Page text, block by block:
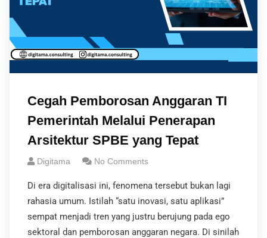
Cegah Pemborosan Anggaran TI
Pemerintah Melalui Penerapan
Arsitektur SPBE yang Tepat
Digitama No Comments
Di era digitalisasi ini, fenomena tersebut bukan lagi
rahasia umum. Istilah “satu inovasi, satu aplikasi”
sempat menjadi tren yang justru berujung pada ego
sektoral dan pemborosan anggaran negara. Di sinilah